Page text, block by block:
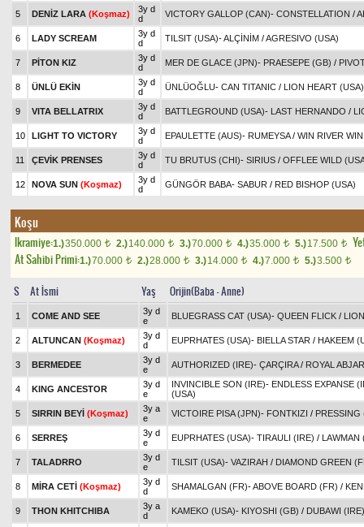
5
DENİZ LARA (Koşmaz)
3y d
d
VICTORY GALLOP (CAN)- CONSTELLATION /
6 LADY SCREAM
3y d
d
TILSIT (USA)-ALÇİNİM /AGRESIVO (USA)
7 PİTON KIZ
3y d
d
MER DE GLACE (JPN)- PRAESEPE (GB) /
8 ÜNLÜ EKİN
3y d
d
ÜNLÜOĞLU- CAN TITANIC / LION HEART (USA)
9 VITA BELLATRIX
3y d
d
BATTLEGROUND (USA)- LAST HERNANDO /
10 LIGHT TO VICTORY
3y d
d
EPAULETTE (AUS)- RUMEYSA/ WIN RIVER
11 ÇEVİK PRENSES
3y d
d
TU BRUTUS (CHI)- SIRIUS / OFFLEE WILD
12 NOVA SUN (Koşmaz)
3y d
d
GÜNGÖR BABA- SABUR / RED BISHOP (USA)
Koşu
Ikramiye:1.)350.000 t 2.)140.000 t 3.)70.000 t 4.)35.000 t 5.)17.500 t
At Sahibi Primi:1.)70.000 t 2.)28.000 t 3.)14.000 t 4.)7.000 t 5.)3.500 t
S At İsmi Yaş Orijin(Baba - Anne)
1 COME AND SEE
3y d
e
BLUEGRASS CAT (USA)- QUEEN FLICK /
2 ALTUNCAN (Koşmaz)
3y d
d
EUPRHATES (USA)- BIELLA STAR / HAKEEM
3 BERMEDEE
3y d
e
AUTHORIZED (IRE)- ÇARÇIRA/ ROYAL
4 KING ANCESTOR
3y d
e
INVINCIBLE SON (IRE)- ENDLESS EXPANSE
(USA)
5
SIRRIN BEYİ (Koşmaz)
3y a
e
VICTOIRE PISA (JPN)- FONTKIZI / PRESSING
6 SERREŞ
3y d
e
EUPRHATES (USA)- TIRAULI (IRE) / LAWMAN
7 TALADRRO
3y d
e
TILSIT (USA)- VAZIRAH / DIAMOND GREEN
8 MİRA CETİ (Koşmaz)
3y d
d
SHAMALGAN (FR)-ABOVE BOARD (FR) /
9 THON KHITCHIBA
3y a
d
KAMEKO (USA)- KIYOSHI (GB) / DUBAWI (IRE)